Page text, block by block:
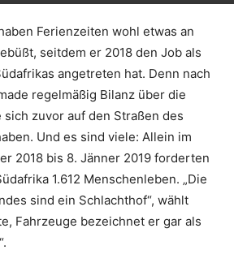
Ferienzeiten wohl etwas an
seitdem er 2018 den Job als
angetreten hat. Denn nach
regelmäßig Bilanz über die
zuvor auf den Straßen des
Und es sind viele: Allein im
2018 bis 8. Jänner 2019 forderten
1.612 Menschenleben. „Die
sind ein Schlachthof“, wählt
Fahrzeuge bezeichnet er gar als